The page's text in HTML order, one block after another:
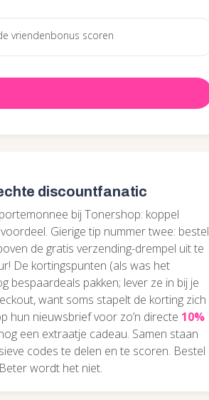
discountfanatic
bij Tonershop: koppel
Gierige tip nummer twee: bestel
de gratis verzending-drempel uit te
De kortingspunten (als was het
bespaardeals pakken; lever ze in bij je
want soms stapelt de korting zich
hun nieuwsbrief voor zo’n directe 10%
een extraatje cadeau. Samen staan
codes te delen en te scoren. Bestel
wordt het niet.